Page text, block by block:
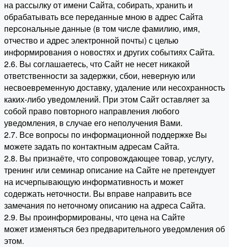
на рассылку от имени Сайта, собирать, хранить и
обрабатывать все переданные мною в адрес Сайта
персональные данные (в том числе фамилию, имя,
отчество и адрес электронной почты) с целью
информирования о новостях и других событиях Сайта.
2.6. Вы соглашаетесь, что Сайт не несет никакой
ответственности за задержки, сбои, неверную или
несвоевременную доставку, удаление или несохранность
каких-либо уведомлений. При этом Сайт оставляет за
собой право повторного направления любого
уведомления, в случае его неполучения Вами.
2.7. Все вопросы по информационной поддержке Вы
можете задать по контактным адресам Сайта.
2.8. Вы признаёте, что сопровождающее товар, услугу,
тренинг или семинар описание на Сайте не претендует
на исчерпывающую информативность и может
содержать неточности. Вы вправе направить все
замечания по неточному описанию на адреса Сайта.
2.9. Вы проинформированы, что цена на Сайте
может изменяться без предварительного уведомления об
этом.